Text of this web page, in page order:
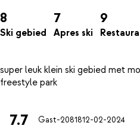
8
Ski gebied
7
Apres ski
9
super leuk klein ski gebied met
7.7 Gast-2081812-02-2024